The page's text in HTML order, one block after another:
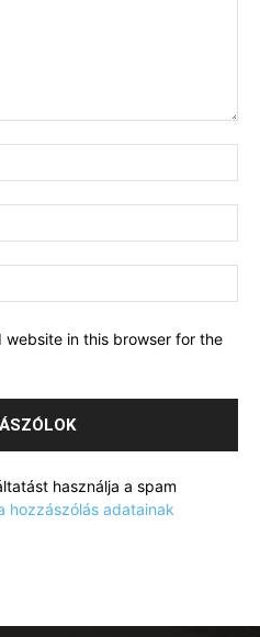
website in this browser for the
használja a spam
hozzászólás adatainak